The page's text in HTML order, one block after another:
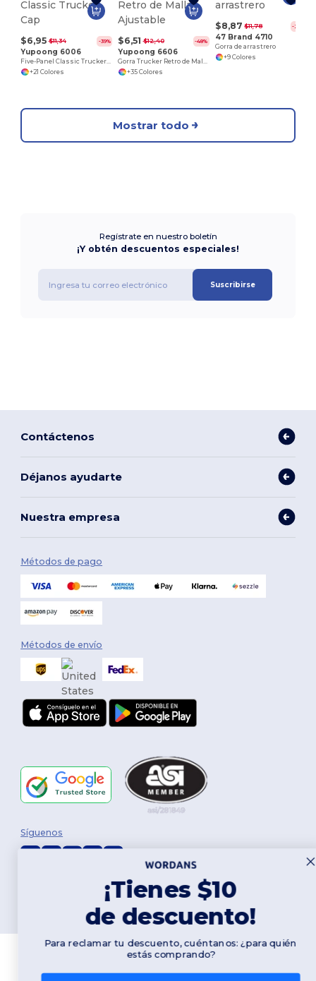
$6,95 $11,34 -39%
Yupoong 6006
Five-Panel Classic Trucker Cap
+21 Colores
$6,51 $12,40 -48%
Yupoong 6606
Gorra Trucker Retro de Malla Ajustable
+35 Colores
$8,87 $11,78 -25%
47 Brand 4710
Gorra de arrastrero
+9 Colores
Mostrar todo
Regístrate en nuestro boletín
¡Y obtén descuentos especiales!
Suscribirse
Contáctenos
Déjanos ayudarte
Nuestra empresa
Métodos de pago
Métodos de envío
2026. Todos los derechos reservados
Términos y Condiciones|Política de personalización | Política de
Política de Cookies|Mapa del sitio
Síguenos
¡Tienes $10
de descuento!
Para reclamar tu descuento, cuéntanos: ¿para quién
estás comprando?